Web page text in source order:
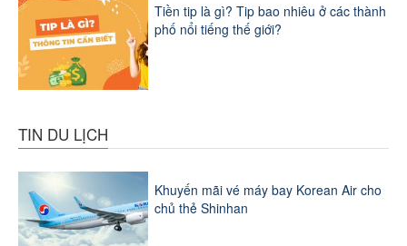
Tiền tip là gì? Tip bao nhiêu ở các thành
phố nổi tiếng thế giới?
TIN DU LỊCH
Khuyến mãi vé máy bay Korean Air cho
chủ thẻ Shinhan